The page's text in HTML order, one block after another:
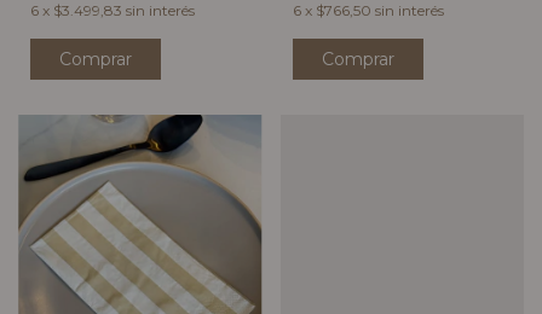
6 x $3.499,83 sin interés
6 x $766,50 sin interés